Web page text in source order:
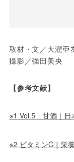
取材・文／大瀧亜
撮影／強田美央
【参考文献】
※1 Vol.5 甘酒｜日
※2 ビタミンC｜栄